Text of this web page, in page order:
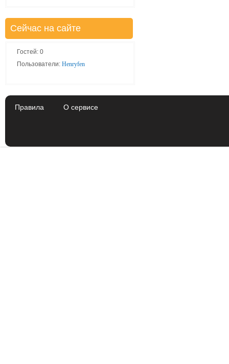
Сейчас на сайте
Гостей: 0
Пользователи: Henryfen
Правила О сервисе